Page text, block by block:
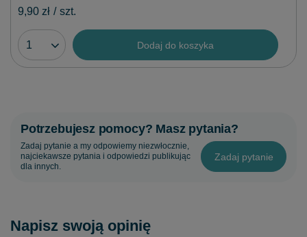
9,90 zł / szt.
Dodaj do koszyka
Potrzebujesz pomocy? Masz pytania?
Zadaj pytanie a my odpowiemy niezwłocznie,
najciekawsze pytania i odpowiedzi publikując
dla innych.
Zadaj pytanie
Napisz swoją opinię